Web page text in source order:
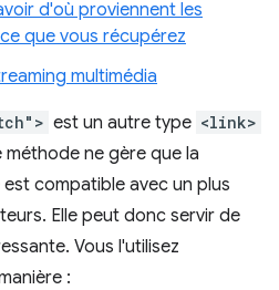
d'où proviennent les
que vous récupérez
multimédia
est un autre type <link>
ne gère que la
compatible avec un plus
Elle peut donc servir de
Vous l'utilisez
: